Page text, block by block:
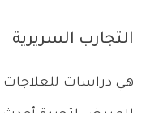
التجارب السريرية
هي دراسات للعلاجات